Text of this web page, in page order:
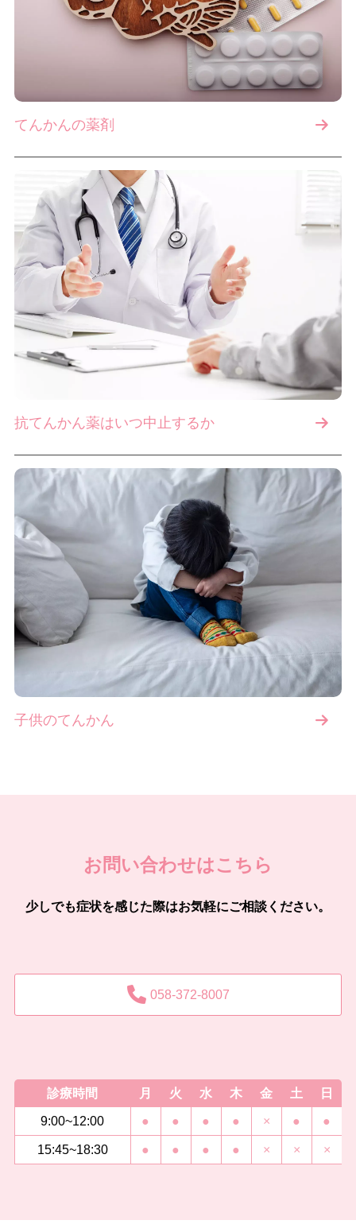
てんかんの薬剤
抗てんかん薬はいつ中止するか
子供のてんかん
お問い合わせはこちら
少しでも症状を感じた際はお気軽にご相談ください。
058-372-8007
診療時間 月 火 水 木 金 土 日
9:00~12:00 ● ● ● ● × ● ●
15:45~18:30 ● ● ● ● × × ×